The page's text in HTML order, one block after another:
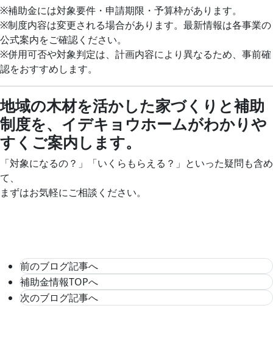
※補助金には対象要件・申請期限・予算枠があります。
※制度内容は変更される場合があります。最新情報は各事業の
公式案内をご確認ください。
※併用可否や対象判定は、計画内容により異なるため、事前確
認をおすすめします。
地域の木材を活かした家づくりと補助
制度を、イデキョウホームがわかりや
すくご案内します。
「対象になるの？」「いくらもらえる？」といった疑問も含め
て、
まずはお気軽にご相談ください。
前のブログ記事へ
補助金情報TOPへ
次のブログ記事へ